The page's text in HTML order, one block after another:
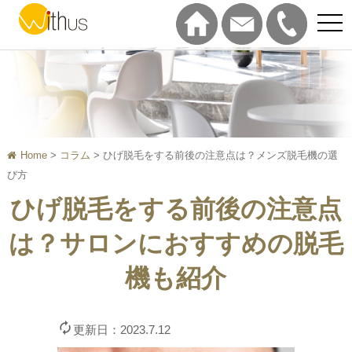
Home> コラム > ひげ脱毛をする前後の注意点は？メンズ脱毛機の選
び方
ひげ脱毛をする前後の注意点
は？サロンにおすすめの脱毛
機も紹介
 更新日：2023.7.12